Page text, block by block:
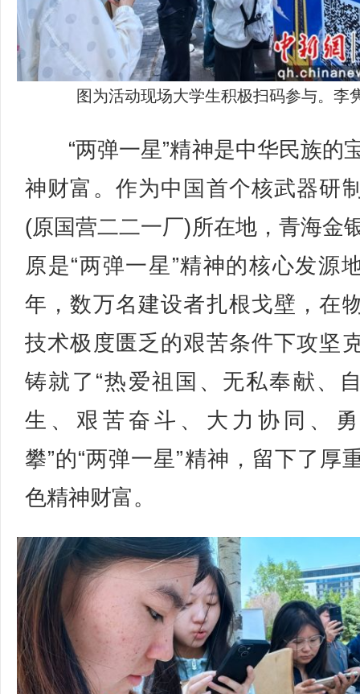
图为活动现场大学生积极扫码参与。李
“两弹一星”精神是中华民族的
神财富。作为中国首个核武器研
(原国营二二一厂)所在地，青海金
原是“两弹一星”精神的核心发源
年，数万名建设者扎根戈壁，在
技术极度匮乏的艰苦条件下攻坚
铸就了“热爱祖国、无私奉献、
生、艰苦奋斗、大力协同、
攀”的“两弹一星”精神，留下了厚
色精神财富。